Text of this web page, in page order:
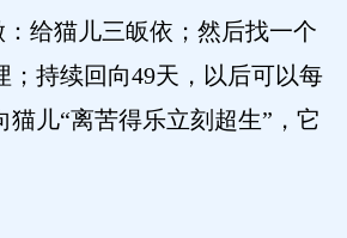
给猫儿三皈依；然后找一个
；持续回向49天，以后可以每
猫儿“离苦得乐立刻超生”，它